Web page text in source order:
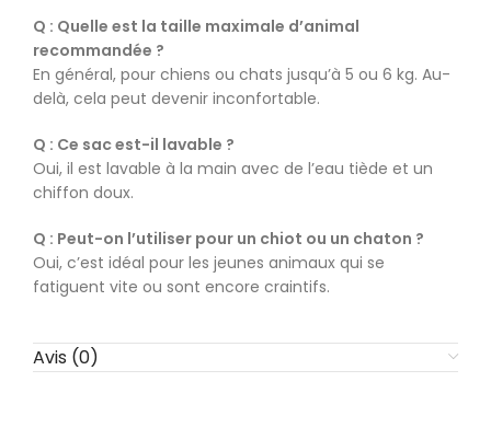
Q : Quelle est la taille maximale d’animal
recommandée ?
En général, pour chiens ou chats jusqu’à 5 ou 6 kg. Au-
delà, cela peut devenir inconfortable.
Q : Ce sac est-il lavable ?
Oui, il est lavable à la main avec de l’eau tiède et un
chiffon doux.
Q : Peut-on l’utiliser pour un chiot ou un chaton ?
Oui, c’est idéal pour les jeunes animaux qui se
fatiguent vite ou sont encore craintifs.
Avis (0)